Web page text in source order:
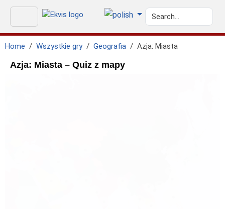
Home Wszystkie gry Geografia Azja: Miasta
Azja: Miasta – Quiz z mapy